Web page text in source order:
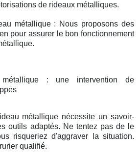
de rideaux métalliques.
métallique : Nous proposons des
pour assurer le bon fonctionnement
métallique : une intervention de
métallique nécessite un savoir-
outils adaptés. Ne tentez pas de le
risqueriez d'aggraver la situation.
qualifié.